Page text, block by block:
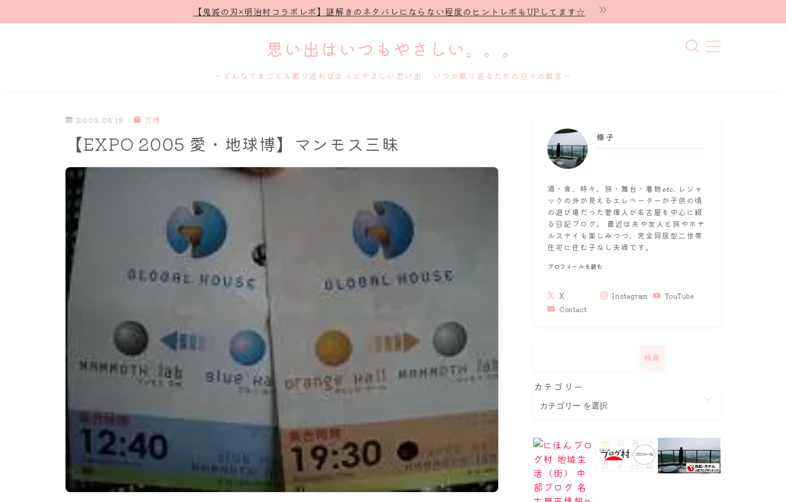
【鬼滅の刃×明治村コラボレポ】謎解きのネタバレにならない程度のヒントレポもUPしてます☆
思い出はいつもやさしい。。。
～どんなできごとも振り返ればきっとやさしい思い出 いつか振り返るための日々の戯言～
プロフィール
ホテル滞在記
名古屋
2005.06.19 万博
【EXPO 2005 愛・地球博】マンモス三昧 修子
酒・食、時々、旅・舞台・着物𝓮𝓽𝓬. レジャ
ックの外が見えるエレベーターが子供の頃
の遊び場だった管理人が名古屋を中心に綴
る日記ブログ。 最近は夫や友人と旅やホテ
ルステイも楽しみつつ、完全同居型二世帯
住宅に住む子なし夫婦です。
プロフィールを読む
X Instagram
YouTube
Contact
検索
カテゴリー